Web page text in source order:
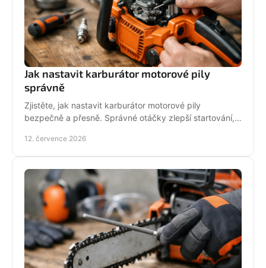
Jak nastavit karburátor motorové pily
správně
Zjistěte, jak nastavit karburátor motorové pily
bezpečně a přesně. Správné otáčky zlepší startování,
12. července 2026